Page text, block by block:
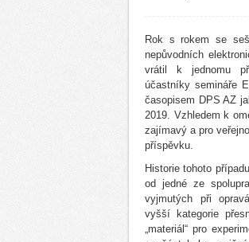
Rok s rokem se
nepůvodních
vrátil k jednomu
účastníky semináře
časopisem DPS AZ
2019. Vzhledem k
zajímavý a pro
příspěvku.
Historie tohoto
od jedné ze
vyjmutých při
vyšší kategorie
„materiál“ pro